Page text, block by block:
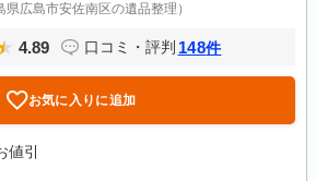
県広島市安佐南区の遺品整理）
4.89 口コミ・評判 148件
お気に入りに追加
引